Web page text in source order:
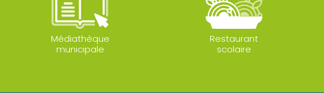
Médiathèque
municipale
Restaurant
scolaire